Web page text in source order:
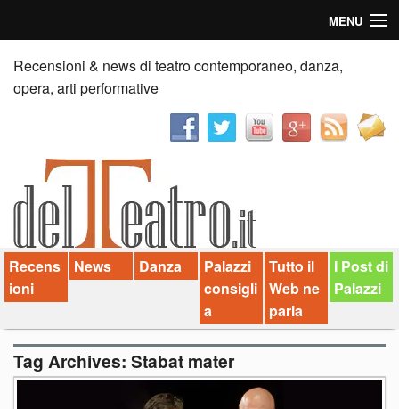
MENU
Home
Recensioni
News
Palazzi consiglia
Video
Chi siamo
Contatti
Recensioni & news di teatro contemporaneo, danza,
opera, arti performative
Recens
ioni
News Danza
Palazzi
consigli
a
Tutto il
Web ne
parla
I Post di
Palazzi
Tag Archives: Stabat mater